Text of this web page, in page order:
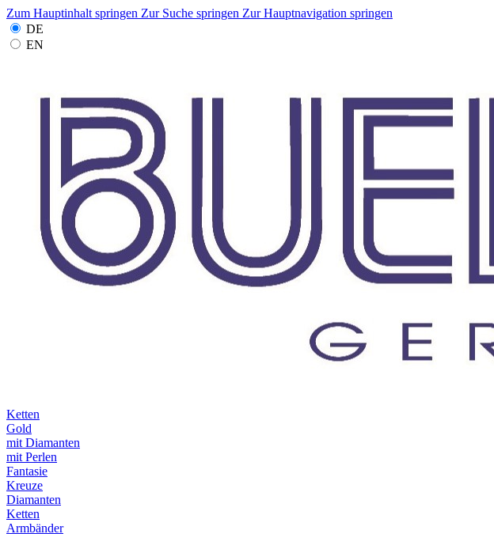
Zum Hauptinhalt springen Zur Suche springen Zur Hauptnavigation springen
DE
EN
Ketten
Gold
mit Diamanten
mit Perlen
Fantasie
Kreuze
Diamanten
Ketten
Armbänder